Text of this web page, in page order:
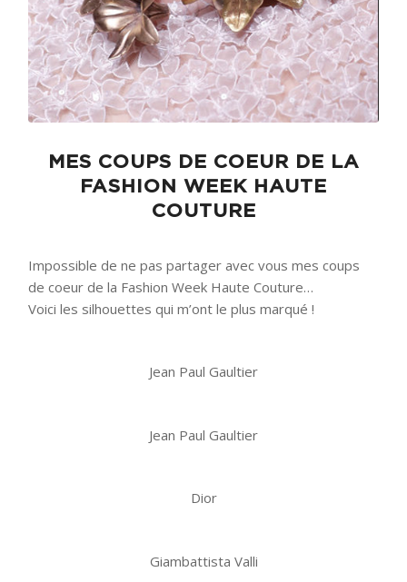
MES COUPS DE COEUR DE LA
FASHION WEEK HAUTE
COUTURE
Impossible de ne pas partager avec vous mes coups
de coeur de la Fashion Week Haute Couture…
Voici les silhouettes qui m’ont le plus marqué !
Jean Paul Gaultier
Jean Paul Gaultier
Dior
Giambattista Valli